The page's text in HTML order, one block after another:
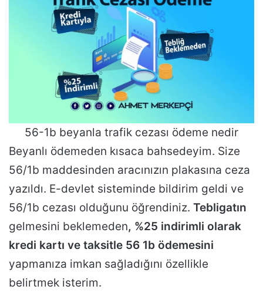
56-1b beyanla trafik cezası ödeme nedir
Beyanlı ödemeden kısaca bahsedeyim. Size
56/1b maddesinden aracınızın plakasına ceza
yazıldı. E-devlet sisteminde bildirim geldi ve
56/1b cezası olduğunu öğrendiniz. Tebligatın
gelmesini beklemeden, %25 indirimli olarak
kredi kartı ve taksitle 56 1b ödemesini
yapmanıza imkan sağladığını özellikle
belirtmek isterim.